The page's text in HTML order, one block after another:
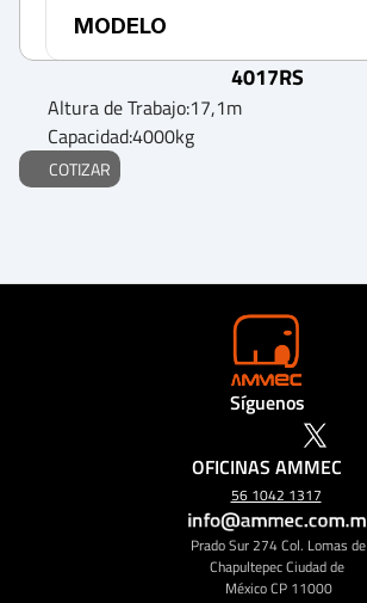
MODELO
4017RS
Altura de Trabajo:17,1m
Capacidad:4000kg
COTIZAR
OFICINAS AMMEC
56 1042 1317
Prado Sur 274 Col. Lomas de
Chapultepec Ciudad de
México CP 11000
Síguenos